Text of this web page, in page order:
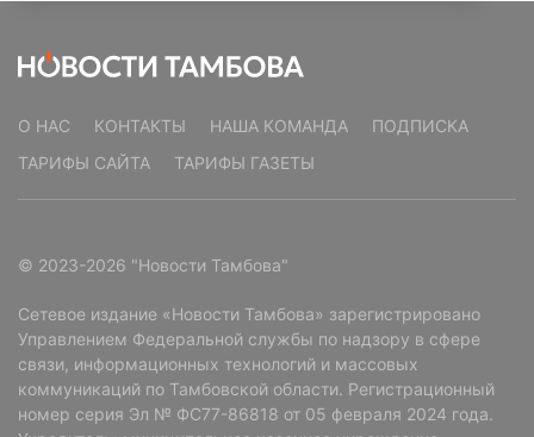
О НАС КОНТАКТЫ НАША КОМАНДА
ПОДПИСКА
ТАРИФЫ САЙТА
ТАРИФЫ ГАЗЕТЫ
© 2023-2026 "Новости Тамбова"
Сетевое издание «Новости Тамбова» зарегистрировано
Управлением Федеральной службы по надзору в сфере
связи, информационных технологий и массовых
коммуникаций по Тамбовской области. Регистрационный
номер серия Эл № ФС77-86818 от 05 февраля 2024 года.